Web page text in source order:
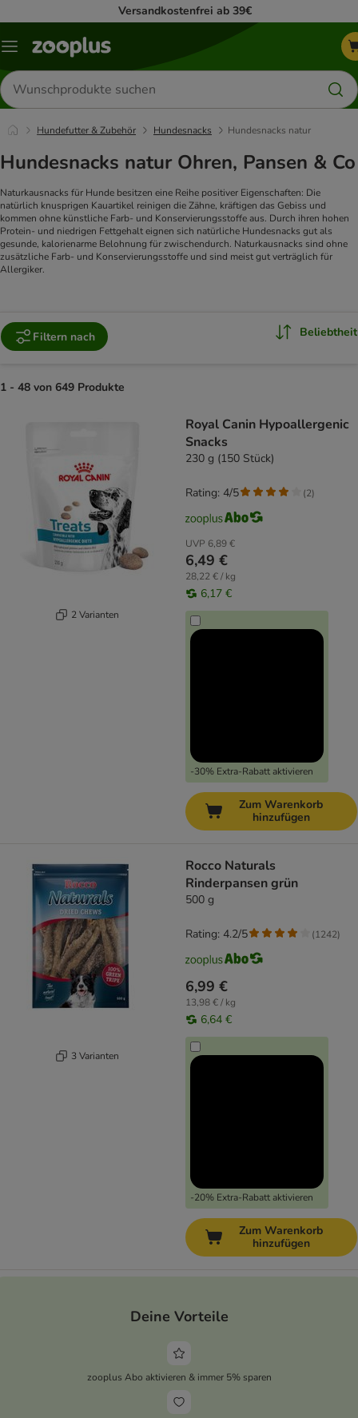
Versandkostenfrei ab 39€
Menü
Produkte
suchen
Hundefutter & Zubehör Hundesnacks Hundesnacks natur
Hundesnacks natur Ohren, Pansen & Co
Naturkausnacks für Hunde besitzen eine Reihe positiver Eigenschaften: Die
natürlich knusprigen Kauartikel reinigen die Zähne, kräftigen das Gebiss und
kommen ohne künstliche Farb- und Konservierungsstoffe aus. Durch ihren hohen
Protein- und niedrigen Fettgehalt eignen sich natürliche Hundesnacks gut als
gesunde, kalorienarme Belohnung für zwischendurch. Naturkausnacks sind ohne
zusätzliche Farb- und Konservierungsstoffe und sind meist gut verträglich für
Allergiker.
Filtern nach Beliebtheit
1 - 48 von 649 Produkte
2 Varianten
Royal Canin Hypoallergenic
Snacks
230 g (150 Stück)
UVP 6,89 €
6,49 €
28,22 € / kg
6,17 €
-30% Extra-Rabatt aktivieren
Rating: 4/5 (2)
Zum Warenkorb
hinzufügen
3 Varianten
Rocco Naturals
Rinderpansen grün
500 g
6,99 €
13,98 € / kg
6,64 €
-20% Extra-Rabatt aktivieren
Rating: 4.2/5 (1242)
Zum Warenkorb
hinzufügen
Deine Vorteile
zooplus Abo aktivieren & immer 5% sparen